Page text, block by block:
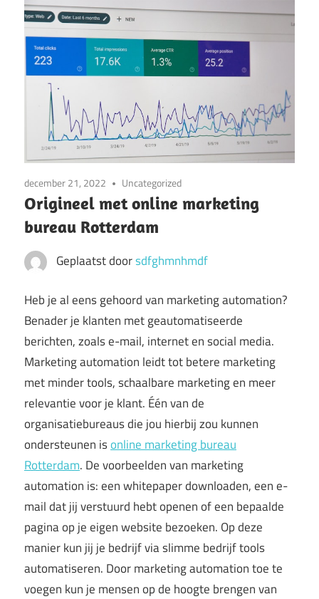
december 21, 2022 Uncategorized
Origineel met online marketing
bureau Rotterdam
Geplaatst doorsdfghmnhmdf
Heb je al eens gehoord van marketing automation?
Benader je klanten met geautomatiseerde
berichten, zoals e-mail, internet en social media.
Marketing automation leidt tot betere marketing
met minder tools, schaalbare marketing en meer
relevantie voor je klant. Één van de
organisatiebureaus die jou hierbij zou kunnen
ondersteunen isonline marketing bureau
Rotterdam. De voorbeelden van marketing
automation is: een whitepaper downloaden, een e-
mail dat jij verstuurd hebt openen of een bepaalde
pagina op je eigen website bezoeken. Op deze
manier kun jij je bedrijf via slimme bedrijf tools
automatiseren. Door marketing automation toe te
voegen kun je mensen op de hoogte brengen van